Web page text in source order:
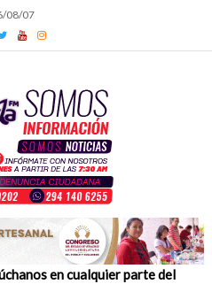
08/07
en cualquier parte del